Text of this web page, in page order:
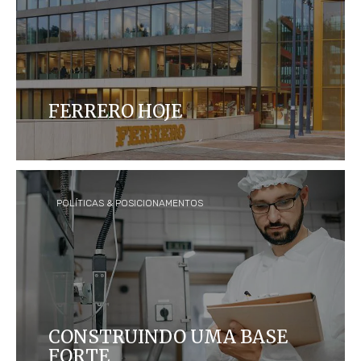
FERRERO HOJE
Hoje, a Ferrero é a terceira maior empresa de
chocolates do mundo, com mais de 35 marcas
vendidas em mais de 170 países.
POLÍTICAS & POSICIONAMENTOS
CONSTRUINDO UMA BASE
FORTE